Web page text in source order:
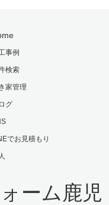
事例
検索
家管理
グ
でお見積もり
ーム鹿児